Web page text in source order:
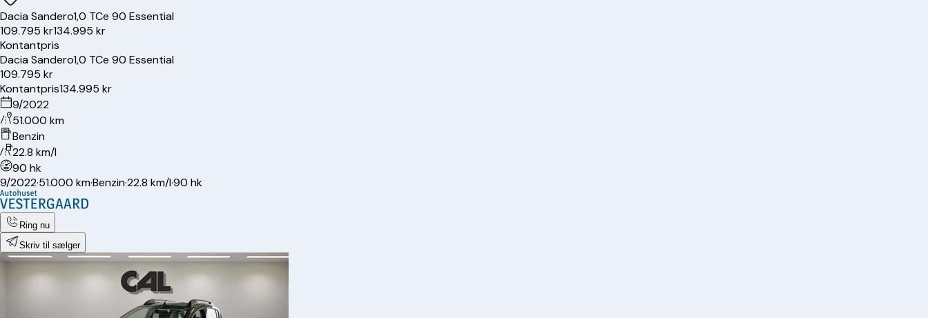
DaciaSandero1,0 TCe 90 Essential
109.795 kr134.995 kr
Kontantpris
DaciaSandero1,0 TCe 90 Essential
109.795 kr
Kontantpris134.995 kr
9/2022
51.000 km
Benzin
22.8 km/l
90 hk
9/2022·51.000 km·Benzin·22.8 km/l·90 hk
Ring nu
Skriv til sælger